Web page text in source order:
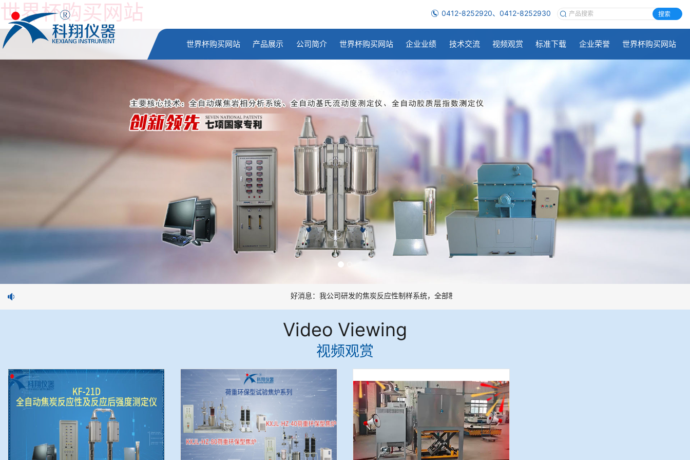
世界杯购买网站 0412-8252920、0412-8252930 搜索
世界杯购买网站 产品展示 公司简介 世界杯购买网站 企业业绩 技术交流 视频观赏 标准下载 企业荣誉 世界杯购买网站
好消息：我公司研发的焦炭反应性制样系统，全部制样过程机械化操作，没有人为误差，焦球形状与人工制焦球法一致或优于人
Video Viewing
视频观赏